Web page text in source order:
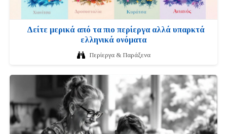
Δείτε μερικά από τα πιο περίεργα αλλά υπαρκτά
ελληνικά ονόματα
Περίεργα & Παράξενα